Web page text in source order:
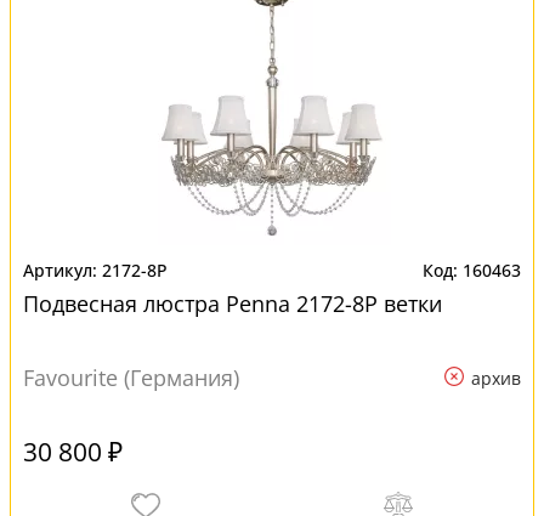
2172-8P 160463
Подвесная люстра Penna 2172-8P ветки
Favourite (Германия) архив
30 800 ₽